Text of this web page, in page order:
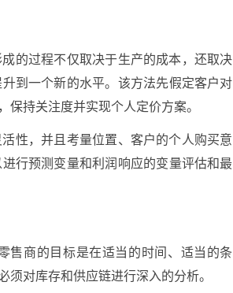
的过程不仅取决于生产的成本，还取决
到一个新的水平。该方法先假定客户对
持关注度并实现个人定价方案。
性，并且考量位置、客户的个人购买意
行预测变量和利润响应的变量评估和最
售商的目标是在适当的时间、适当的条
对库存和供应链进行深入的分析。